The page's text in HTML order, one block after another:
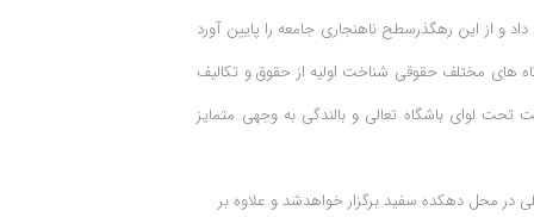
از این رهگذرسطح ناهنجاری جامعه را پایین آورد
های مختلف حقوقی شناخت اولیه از حقوق و تکالیف
لوای باشگاه تعالی و بالندگی به وجهی متمایز
در محل دهکده سفید برگزار خواهدشد و علاوه بر